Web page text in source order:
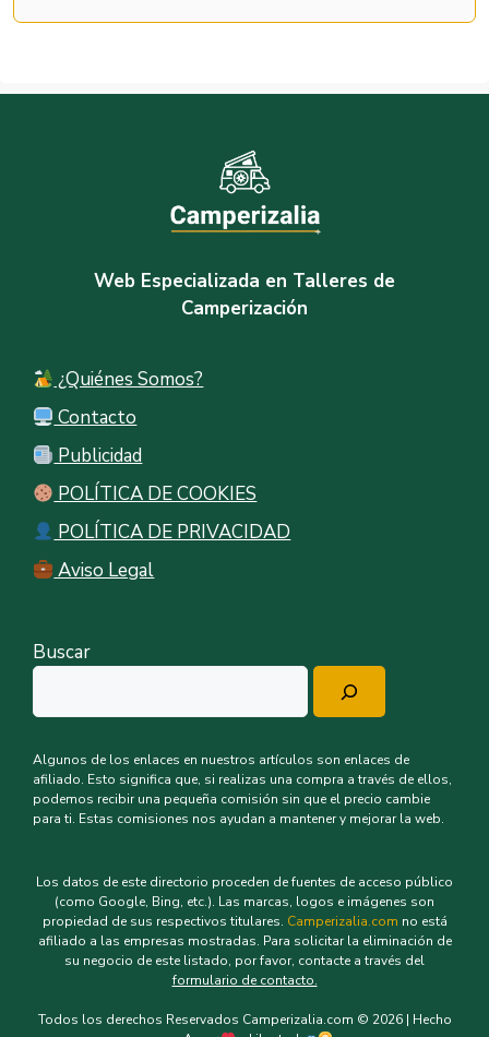
Web Especializada en Talleres de
Camperización
¿Quiénes Somos?
Contacto
Publicidad
POLÍTICA DE COOKIES
POLÍTICA DE PRIVACIDAD
Aviso Legal
Buscar
Algunos de los enlaces en nuestros artículos son enlaces de
afiliado. Esto significa que, si realizas una compra a través de ellos,
podemos recibir una pequeña comisión sin que el precio cambie
para ti. Estas comisiones nos ayudan a mantener y mejorar la web.
Los datos de este directorio proceden de fuentes de acceso público
(como Google, Bing, etc.). Las marcas, logos e imágenes son
propiedad de sus respectivos titulares. Camperizalia.com no está
afiliado a las empresas mostradas. Para solicitar la eliminación de
su negocio de este listado, por favor, contacte a través del
formulario de contacto.
Todos los derechos Reservados Camperizalia.com © 2026 | Hecho